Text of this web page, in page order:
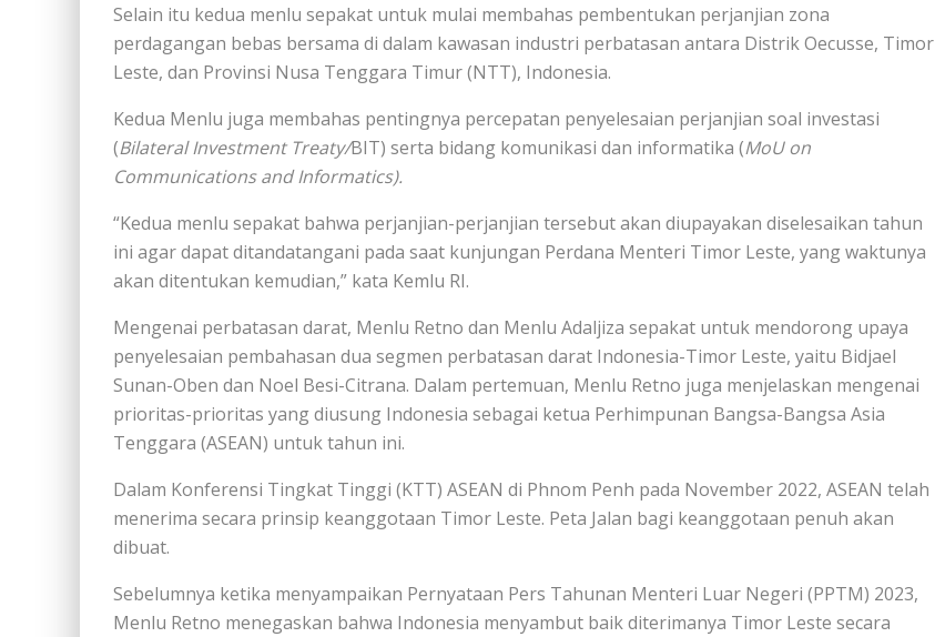
Selain itu kedua menlu sepakat untuk mulai membahas pembentukan perjanjian zona
perdagangan bebas bersama di dalam kawasan industri perbatasan antara Distrik Oecusse, Timor
Leste, dan Provinsi Nusa Tenggara Timur (NTT), Indonesia.
Kedua Menlu juga membahas pentingnya percepatan penyelesaian perjanjian soal investasi
(Bilateral Investment Treaty/BIT) serta bidang komunikasi dan informatika (MoU on
Communications and Informatics).
“Kedua menlu sepakat bahwa perjanjian-perjanjian tersebut akan diupayakan diselesaikan tahun
ini agar dapat ditandatangani pada saat kunjungan Perdana Menteri Timor Leste, yang waktunya
akan ditentukan kemudian,” kata Kemlu RI.
Mengenai perbatasan darat, Menlu Retno dan Menlu Adaljiza sepakat untuk mendorong upaya
penyelesaian pembahasan dua segmen perbatasan darat Indonesia-Timor Leste, yaitu Bidjael
Sunan-Oben dan Noel Besi-Citrana. Dalam pertemuan, Menlu Retno juga menjelaskan mengenai
prioritas-prioritas yang diusung Indonesia sebagai ketua Perhimpunan Bangsa-Bangsa Asia
Tenggara (ASEAN) untuk tahun ini.
Dalam Konferensi Tingkat Tinggi (KTT) ASEAN di Phnom Penh pada November 2022, ASEAN telah
menerima secara prinsip keanggotaan Timor Leste. Peta Jalan bagi keanggotaan penuh akan
dibuat.
Sebelumnya ketika menyampaikan Pernyataan Pers Tahunan Menteri Luar Negeri (PPTM) 2023,
Menlu Retno menegaskan bahwa Indonesia menyambut baik diterimanya Timor Leste secara